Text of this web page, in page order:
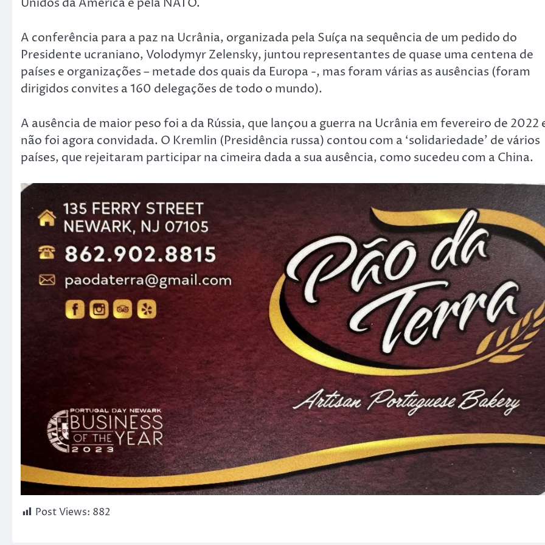
Unidos da América e pela NATO.
A conferência para a paz na Ucrânia, organizada pela Suíça na sequência de um pedido do
Presidente ucraniano, Volodymyr Zelensky, juntou representantes de quase uma centena de
países e organizações – metade dos quais da Europa -, mas foram várias as ausências (foram
dirigidos convites a 160 delegações de todo o mundo).
A ausência de maior peso foi a da Rússia, que lançou a guerra na Ucrânia em fevereiro de 2022
não foi agora convidada. O Kremlin (Presidência russa) contou com a ‘solidariedade’ de vários
países, que rejeitaram participar na cimeira dada a sua ausência, como sucedeu com a China.
Post Views: 882